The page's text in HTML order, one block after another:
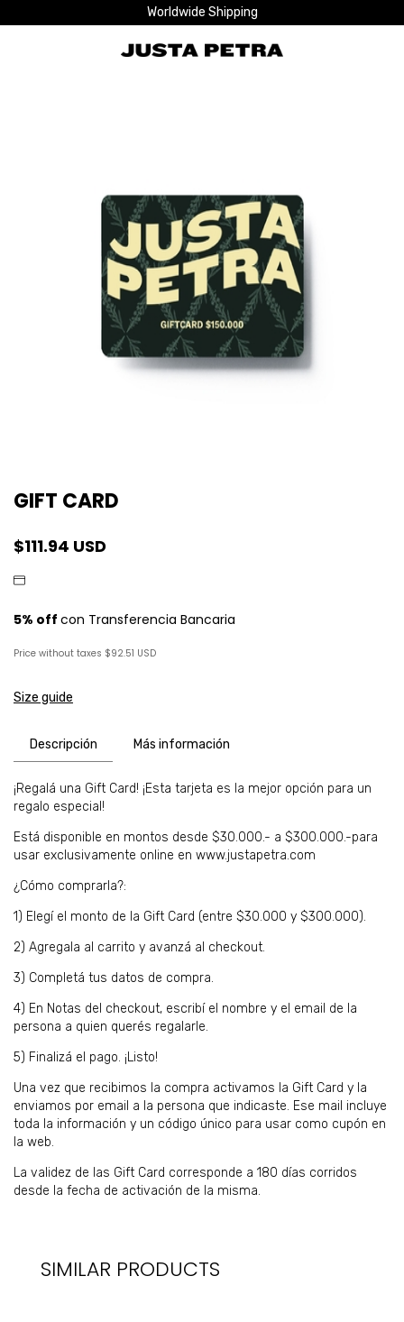
Worldwide Shipping
GIFT CARD
$111.94 USD
Price without taxes $92.51 USD
Size guide
Descripción Más información
¡Regalá una Gift Card! ¡Esta tarjeta es la mejor opción para un
regalo especial!
Está disponible en montos desde $30.000.- a $300.000.-para
usar exclusivamente online en www.justapetra.com
¿Cómo comprarla?:
1) Elegí el monto de la Gift Card (entre $30.000 y $300.000).
2) Agregala al carrito y avanzá al checkout.
3) Completá tus datos de compra.
4) En Notas del checkout, escribí el nombre y el email de la
persona a quien querés regalarle.
5) Finalizá el pago. ¡Listo!
Una vez que recibimos la compra activamos la Gift Card y la
enviamos por email a la persona que indicaste. Ese mail incluye
toda la información y un código único para usar como cupón en
la web.
La validez de las Gift Card corresponde a 180 días corridos
desde la fecha de activación de la misma.
SIMILAR PRODUCTS